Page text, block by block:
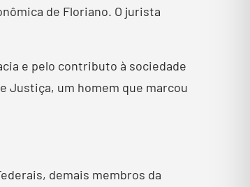
de Floriano. O jurista
e pelo contributo à sociedade
Justiça, um homem que marcou
demais membros da